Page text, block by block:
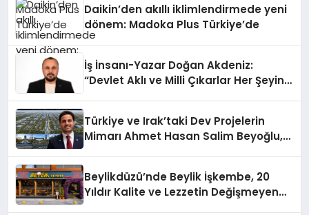
Daikin’den akıllı iklimlendirmede yeni
dönem: Madoka Plus Türkiye’de
İş İnsanı-Yazar Doğan Akdeniz:
“Devlet Aklı ve Milli Çıkarlar Her Şeyin
Türkiye ve Irak’taki Dev Projelerin
Mimarı Ahmet Hasan Salim Beyoğlu,
Hayata Geçirecek
Beylikdüzü’nde Beylik İşkembe, 20
Yıldır Kalite ve Lezzetin Değişmeyen